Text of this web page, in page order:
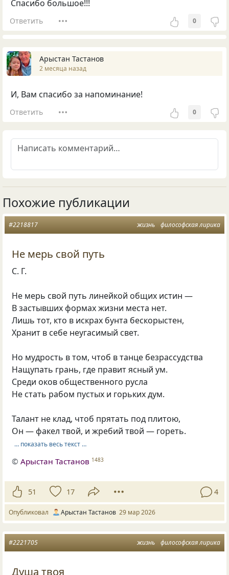
Спасибо большое!!!
Ответить 0
Арыстан Тастанов
2 месяца назад
И, Вам спасибо за напоминание!
Ответить 0
Похожие публикации
жизнь философская лирика
#2218817
Не мерь свой путь
С. Г.
Не мерь свой путь линейкой общих истин —
В застывших формах жизни места нет.
Лишь тот, кто в искрах бунта бескорыстен,
Хранит в себе неугасимый свет.
Но мудрость в том, чтоб в танце безрассудства
Нащупать грань, где правит ясный ум.
Среди оков общественного русла
Не стать рабом пустых и горьких дум.
Талант не клад, чтоб прятать под плитою,
Он — факел твой, и жребий твой — гореть.
… показать весь текст …
©Арыстан Тастанов 1483
51 17 4
Опубликовал Арыстан Тастанов 29 мар 2026
жизнь философская лирика
#2221705
Душа твоя